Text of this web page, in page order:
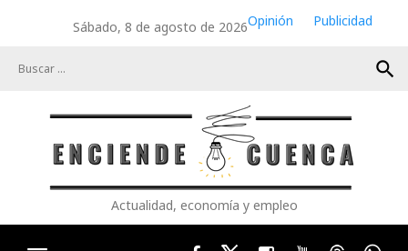
Sábado, 8 de agosto de 2026Opinión
Publicidad
search
Actualidad, economía y empleo